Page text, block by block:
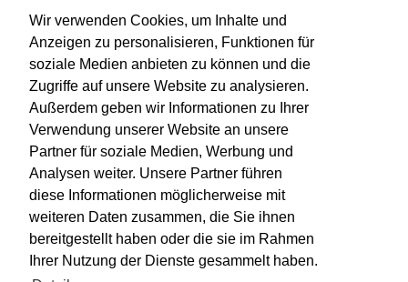
Wir verwenden Cookies, um Inhalte und
Anzeigen zu personalisieren, Funktionen für
soziale Medien anbieten zu können und die
Zugriffe auf unsere Website zu analysieren.
Außerdem geben wir Informationen zu Ihrer
Verwendung unserer Website an unsere
Partner für soziale Medien, Werbung und
Analysen weiter. Unsere Partner führen
diese Informationen möglicherweise mit
weiteren Daten zusammen, die Sie ihnen
bereitgestellt haben oder die sie im Rahmen
Ihrer Nutzung der Dienste gesammelt haben.
Impressum Kontakt Hilfe
Datenschutz
Barrierefreiheit